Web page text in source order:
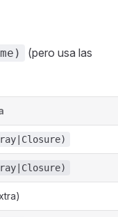
(pero usa las